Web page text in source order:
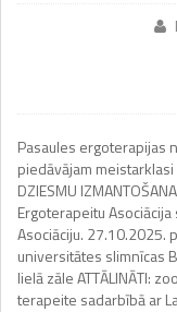
Pasaules ergoterapijas
piedāvājam meistarklasi
DZIESMU
Ergoterapeitu
Asociāciju. 27.10.2025.
universitātes slimnīcas
lielā zāle ATTĀLINĀTI:
terapeite sadarbībā ar